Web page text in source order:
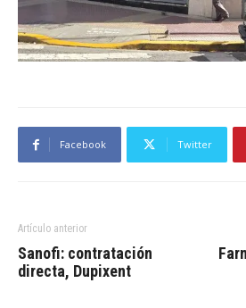
Facebook Twitter
Artículo anterior
Sanofi: contratación
directa, Dupixent